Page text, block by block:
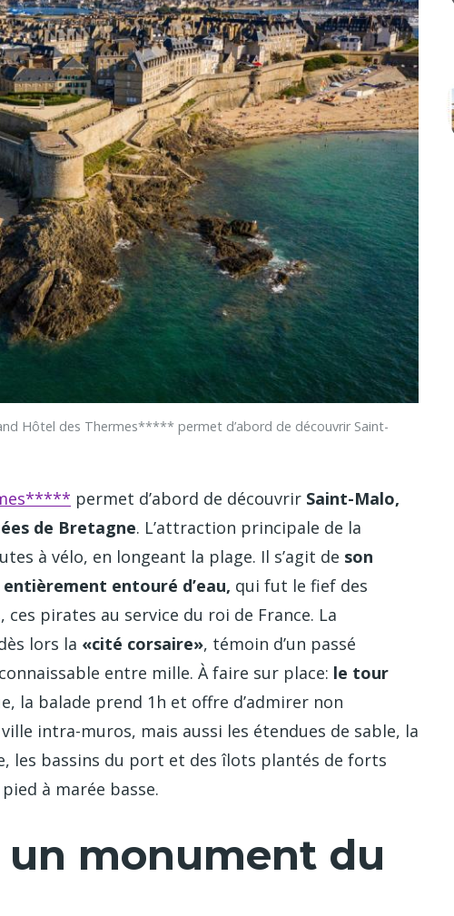
Hôtel des Thermes***** permet d’abord de découvrir Saint-
permet d’abord de découvrir Saint-Malo,
de Bretagne. L’attraction principale de la
à vélo, en longeant la plage. Il s’agit de son
entouré d’eau, qui fut le fief des
pirates au service du roi de France. La
lors la «cité corsaire», témoin d’un passé
entre mille. À faire sur place: le tour
la balade prend 1h et offre d’admirer non
intra-muros, mais aussi les étendues de sable, la
les bassins du port et des îlots plantés de forts
à marée basse.
un monument du